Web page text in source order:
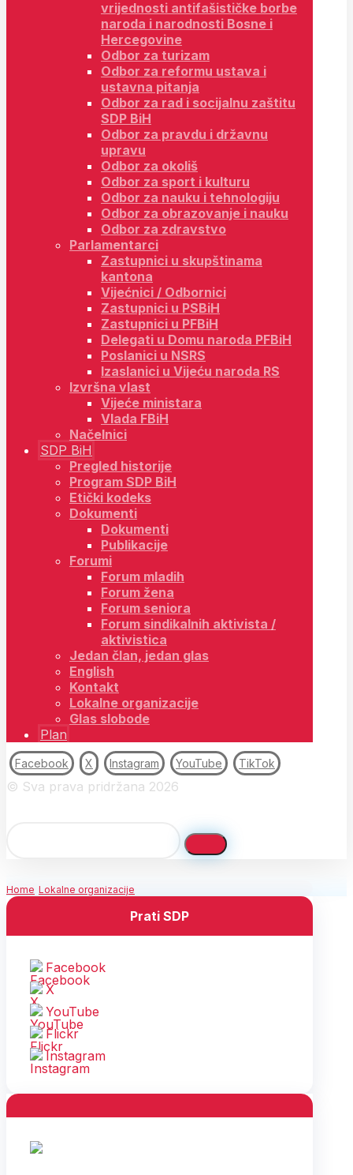
vrijednosti antifašističke borbe
naroda i narodnosti Bosne i
Hercegovine
Odbor za turizam
Odbor za reformu ustava i
ustavna pitanja
Odbor za rad i socijalnu zaštitu
SDP BiH
Odbor za pravdu i državnu
upravu
Odbor za okoliš
Odbor za sport i kulturu
Odbor za nauku i tehnologiju
Odbor za obrazovanje i nauku
Odbor za zdravstvo
Parlamentarci
Zastupnici u skupštinama
kantona
Vijećnici / Odbornici
Zastupnici u PSBiH
Zastupnici u PFBiH
Delegati u Domu naroda PFBiH
Poslanici u NSRS
Izaslanici u Vijeću naroda RS
Izvršna vlast
Vijeće ministara
Vlada FBiH
Načelnici
SDP BiH
Pregled historije
Program SDP BiH
Etički kodeks
Dokumenti
Dokumenti
Publikacije
Forumi
Forum mladih
Forum žena
Forum seniora
Forum sindikalnih aktivista /
aktivistica
Jedan član, jedan glas
English
Kontakt
Lokalne organizacije
Glas slobode
Plan
Facebook X Instagram YouTube TikTok
© Sva prava pridržana 2026
Home Lokalne organizacije
Prati SDP
Facebook
X
YouTube
Flickr
Instagram